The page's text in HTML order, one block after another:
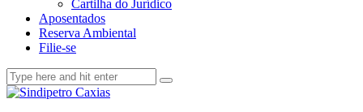
Cartilha do Jurídico
Aposentados
Reserva Ambiental
Filie-se